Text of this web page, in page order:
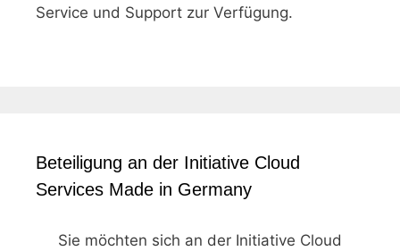
Service und Support zur Verfügung.
Beteiligung an der Initiative Cloud
Services Made in Germany
Sie möchten sich an der Initiative Cloud